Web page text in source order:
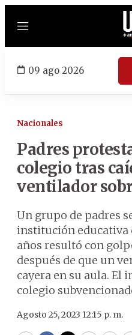
Menú
09 ago 2026
Nacionales
Padres
colegio tras
ventilador
Un grupo de padres
institución educativa
años resultó con
después de que un
cayera en su aula. El
colegio
Agosto 25, 2023 12:15 p. m.